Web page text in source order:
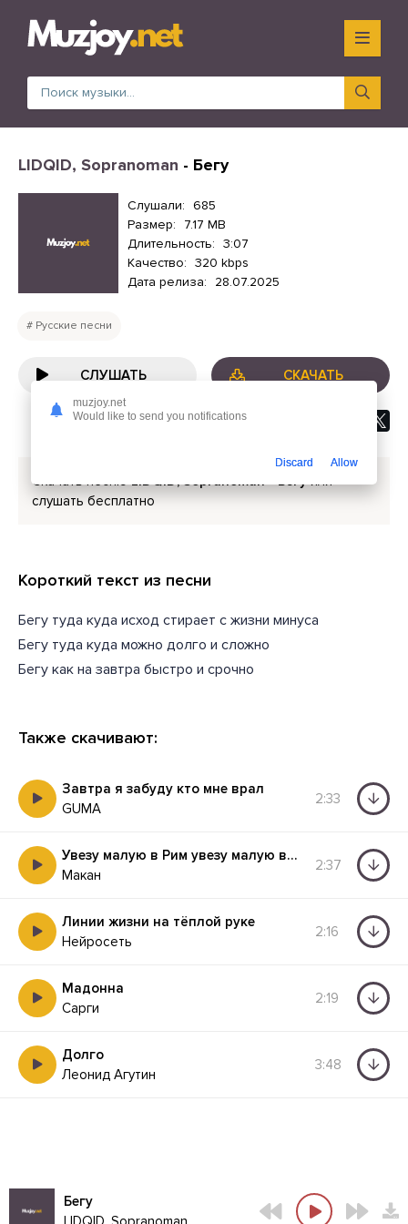
LIDQID, Sopranoman - Бегу
Слушали: 685
Размер:
7.17 MB
Длительность: 3:07
Качество: 320 kbps
Дата релиза:
28.07.2025
Русские песни
СЛУШАТЬ СКАЧАТЬ
Скачать песнюLIDQID, Sopranoman - Бегуили
слушать бесплатно
Короткий текст из песни
Бегу туда куда исход стирает с жизни минуса
Бегу туда куда можно долго и сложно
Бегу как на завтра быстро и срочно
Также скачивают:
Завтра я забуду кто мне врал
GUMA
2:33
Увезу малую в Рим увезу малую в Лондон
Макан
2:37
Линии жизни на тёплой руке
Нейросеть
2:16
Мадонна
Сарги
2:19
Долго
Леонид Агутин
3:48
Бегу
muzjoy.net
Would like to send you notifications
Discard Allow